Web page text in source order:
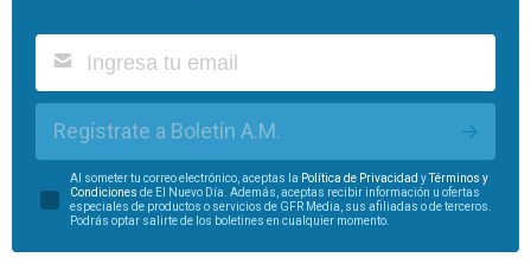
Regístrate a Boletín A.M.
Al someter tu correo electrónico, aceptas la Política de Privacidad y
Términos y
Condiciones de El Nuevo Día. Además, aceptas recibir información u ofertas
especiales de productos o servicios de GFR Media, sus afiliadas o de terceros.
Podrás optar salirte de los boletines en cualquier momento.